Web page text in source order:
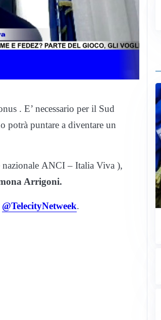
. E’ necessario per il Sud
potrà puntare a diventare un
nazionale ANCI – Italia Viva ),
Arrigoni.
@TelecityNetweek.